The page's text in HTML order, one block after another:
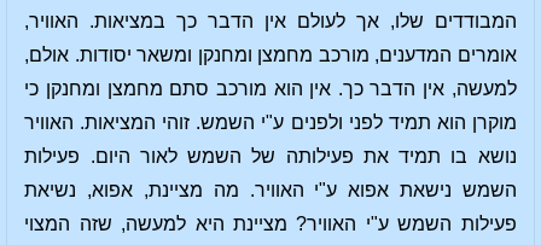
המבודדים שלו, אך לעולם אין הדבר כך במציאות. האוויר,
אומרים המדענים, מורכב מחמצן ומחנקן ומשאר יסודות. אולם,
למעשה, אין הדבר כך. אין הוא מורכב סתם מחמצן ומחנקן כי
מוקרן הוא תמיד לפני ולפנים ע"י השמש. זוהי המציאות. האוויר
נושא בו תמיד את פעילותה של השמש לאור היום. פעילות
השמש נישאת אפוא ע"י האוויר. מה מציינת, אפוא, נשיאת
פעילות השמש ע"י האוויר? מציינת היא למעשה, שזה המצוי